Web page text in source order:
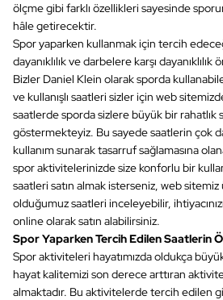
ölçme gibi farklı özellikleri sayesinde
hâle getirecektir.
Spor yaparken kullanmak için tercih
dayanıklılık ve darbelere karşı
Bizler Daniel Klein olarak sporda
ve kullanışlı saatleri sizler için web
saatlerde sporda sizlere büyük bir rahatlık
göstermekteyiz. Bu sayede saatlerin çok
kullanım sunarak tasarruf sağlamasına
spor aktivitelerinizde size konforlu bir
saatleri satın almak isterseniz, web
olduğumuz saatleri inceleyebilir,
online olarak satın alabilirsiniz.
Spor Yaparken Tercih Edilen Saatlerin
Spor aktiviteleri hayatımızda oldukça
hayat kalitemizi son derece arttıran
almaktadır. Bu aktivitelerde tercih edilen